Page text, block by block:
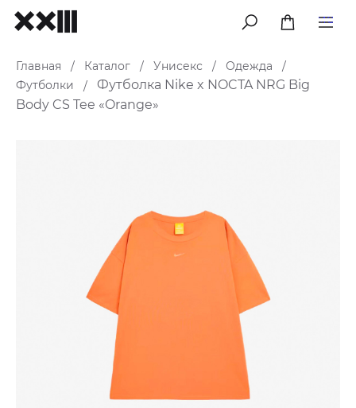
меню
Главная / Каталог / Унисекс / Одежда
/
Футболки
/
Футболка Nike x NOCTA NRG Big
Body CS Tee «Orange»